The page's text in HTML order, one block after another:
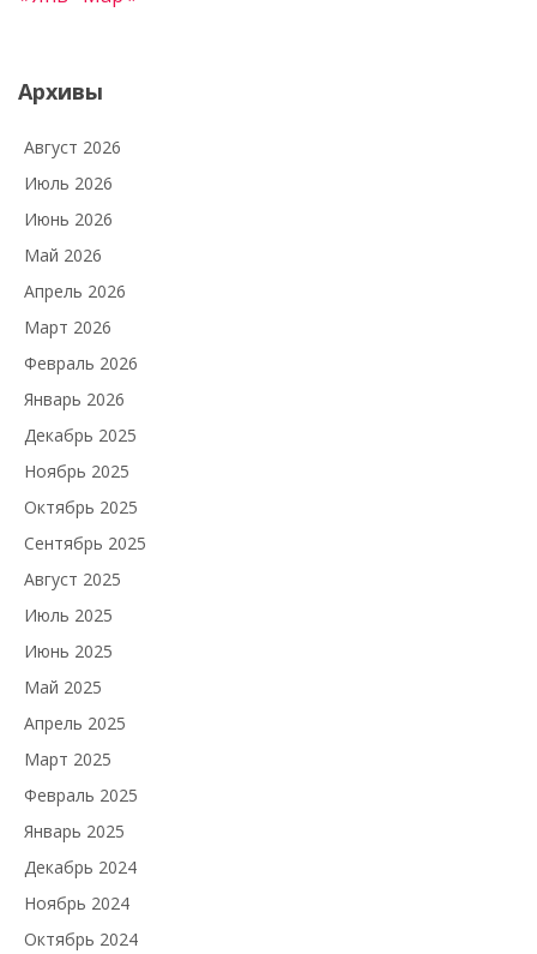
Архивы
Август 2026
Июль 2026
Июнь 2026
Май 2026
Апрель 2026
Март 2026
Февраль 2026
Январь 2026
Декабрь 2025
Ноябрь 2025
Октябрь 2025
Сентябрь 2025
Август 2025
Июль 2025
Июнь 2025
Май 2025
Апрель 2025
Март 2025
Февраль 2025
Январь 2025
Декабрь 2024
Ноябрь 2024
Октябрь 2024